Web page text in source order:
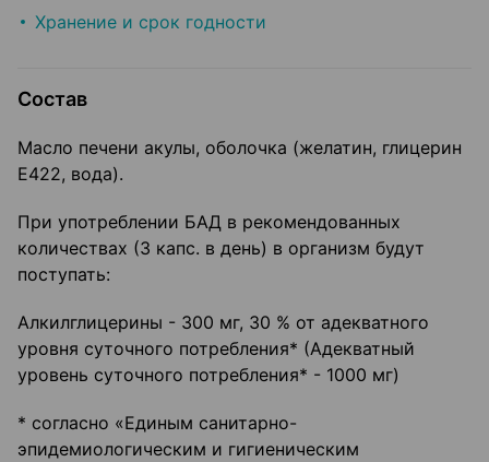
Хранение и срок годности
Состав
Масло печени акулы, оболочка (желатин, глицерин
Е422, вода).
При употреблении БАД в рекомендованных
количествах (3 капс. в день) в организм будут
поступать:
Алкилглицерины - 300 мг, 30 % от адекватного
уровня суточного потребления* (Адекватный
уровень суточного потребления* - 1000 мг)
* согласно «Единым санитарно-
эпидемиологическим и гигиеническим